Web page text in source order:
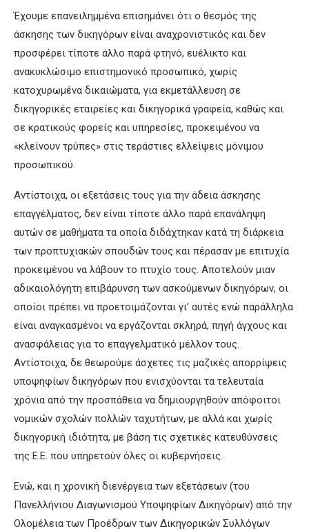
Έχουμε επανειλημμένα επισημάνει ότι ο θεσμός της
άσκησης των δικηγόρων είναι αναχρονιστικός και δεν
προσφέρει τίποτε άλλο παρά φτηνό, ευέλικτο και
ανακυκλώσιμο επιστημονικό προσωπικό, χωρίς
κατοχυρωμένα δικαιώματα, για εκμετάλλευση σε
δικηγορικές εταιρείες και δικηγορικά γραφεία, καθώς και
σε κρατικούς φορείς και υπηρεσίες, προκειμένου να
«κλείνουν τρύπες» στις τεράστιες ελλείψεις μόνιμου
προσωπικού.
Αντίστοιχα, οι εξετάσεις τους για την άδεια άσκησης
επαγγέλματος, δεν είναι τίποτε άλλο παρά επανάληψη
αυτών σε μαθήματα τα οποία διδάχτηκαν κατά τη διάρκεια
των προπτυχιακών σπουδών τους και πέρασαν με επιτυχία
προκειμένου να λάβουν το πτυχίο τους. Αποτελούν μιαν
αδικαιολόγητη επιβάρυνση των ασκούμενων δικηγόρων, οι
οποίοι πρέπει να προετοιμάζονται γι’ αυτές ενώ παράλληλα
είναι αναγκασμένοι να εργάζονται σκληρά, πηγή άγχους και
ανασφάλειας για το επαγγελματικό μέλλον τους.
Αντίστοιχα, δε θεωρούμε άσχετες τις μαζικές απορρίψεις
υποψηφίων δικηγόρων που ενισχύονται τα τελευταία
χρόνια από την προσπάθεια να δημιουργηθούν απόφοιτοι
νομικών σχολών πολλών ταχυτήτων, με αλλά και χωρίς
δικηγορική ιδιότητα, με βάση τις σχετικές κατευθύνσεις
της Ε.Ε. που υπηρετούν όλες οι κυβερνήσεις.
Ενώ, και η χρονική διενέργεια των εξετάσεων (του
Πανελλήνιου Διαγωνισμού Υποψηφίων Δικηγόρων) από την
Ολομέλεια των Προέδρων των Δικηγορικών Συλλόγων